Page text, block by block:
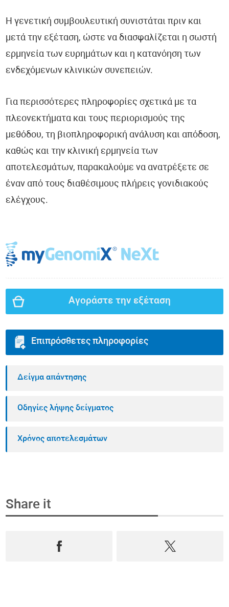
Η γενετική συμβουλευτική συνιστάται πριν και
μετά την εξέταση, ώστε να διασφαλίζεται η σωστή
ερμηνεία των ευρημάτων και η κατανόηση των
ενδεχόμενων κλινικών συνεπειών.
Για περισσότερες πληροφορίες σχετικά με τα
πλεονεκτήματα και τους περιορισμούς της
μεθόδου, τη βιοπληροφορική ανάλυση και απόδοση,
καθώς και την κλινική ερμηνεία των
αποτελεσμάτων, παρακαλούμε να ανατρέξετε σε
έναν από τους διαθέσιμους πλήρεις γονιδιακούς
ελέγχους.
Αγοράστε την εξέταση
Επιπρόσθετες πληροφορίες
Δείγμα απάντησης
Οδηγίες λήψης δείγματος
Χρόνος αποτελεσμάτων
Share it